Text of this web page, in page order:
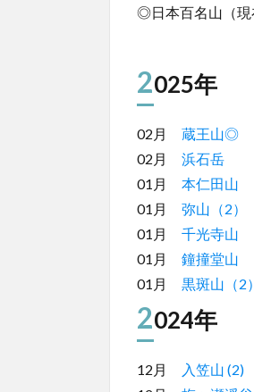
◎日本百名山（現
2025年
02月 蔵王山◎
02月 浜石岳
01月 本仁田山
01月 弥山（2）
01月 千光寺山
01月 鐘撞堂山
01月 黒斑山（2）
2024年
12月
入笠山 (2)